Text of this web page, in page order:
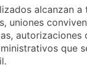
alcanzan a
uniones
autorizaciones
que